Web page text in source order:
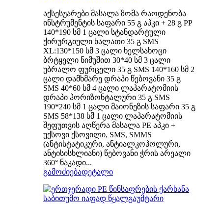
აქსესუარები მასალა ზომა რაოდენობა
ინსტრუმენტის საფარი 55 გ აპკი + 28 გ PP
140*190 სმ 1 ცალი სტანდარტული
ქირურგიული ხალათი 35 გ SMS
XL:130*150 სმ 3 ცალი ხელსახოცი
ბრტყელი ნიმუშით 30*40 სმ 3 ცალი
უბრალო ფურცელი 35 გ SMS 140*160 სმ 2
ცალი დამხმარე დრაპი წებოვანი 35 გ
SMS 40*60 სმ 4 ცალი ლაპარატომიის
დრაპი ჰორიზონტალური 35 გ SMS
190*240 სმ 1 ცალი მაიონეზის საფარი 35 გ
SMS 58*138 სმ 1 ცალი ლაპარატომიის
შეფუთვის აღწერა მასალა PE აპკი +
უქსოვი ქსოვილი, SMS, SMMS
(ანტისტატიკური, ანტიალკოჰოლური,
ანტისისხლიანი) წებოვანი ჭრის არეალი
360° ნაკადი...
გამოძიებადეტალი